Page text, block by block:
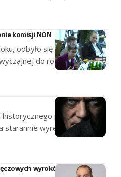
komisji NON
odbyło się czwarte
do rozpatrzenia
przełomu
wyreżyserowany
wyroków”